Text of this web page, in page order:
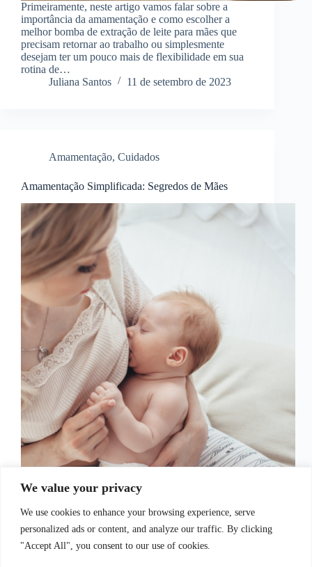
We value your privacy
We use cookies to enhance your browsing experience, serve
personalized ads or content, and analyze our traffic. By clicking
"Accept All", you consent to our use of cookies.
Primeiramente, neste artigo vamos falar sobre a
importância da amamentação e como escolher a
melhor bomba de extração de leite para mães que
precisam retornar ao trabalho ou simplesmente
desejam ter um pouco mais de flexibilidade em sua
rotina de…
Juliana Santos
11 de setembro de 2023
Amamentação, Cuidados
Amamentação Simplificada: Segredos de Mães
Separamos dicas e cuidados na amamentação para o
momento mais especial e íntimo entre uma mãe e seu
bebê. No entanto, embora seja um processo natural,
muitas mães podem encontrar desafios no início.
Com paciência, informação e apoio, essa jornada…
Juliana Santos
8 de setembro de 2023